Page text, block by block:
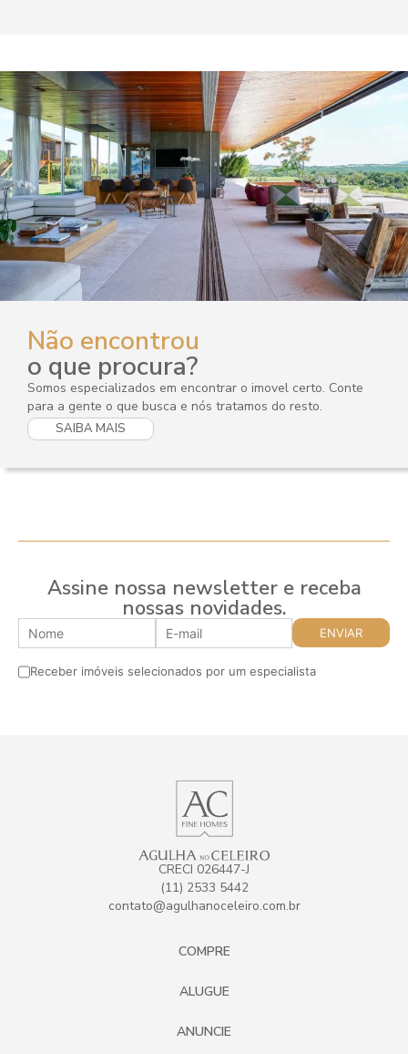
Não encontrou
o que procura?
Somos especializados em encontrar o imovel certo. Conte
para a gente o que busca e nós tratamos do resto.
SAIBA MAIS
Assine nossa newsletter e receba
nossas novidades.
Receber imóveis selecionados por um especialista
CRECI 026447-J
(11) 2533 5442
contato@agulhanoceleiro.com.br
COMPRE
ALUGUE
ANUNCIE